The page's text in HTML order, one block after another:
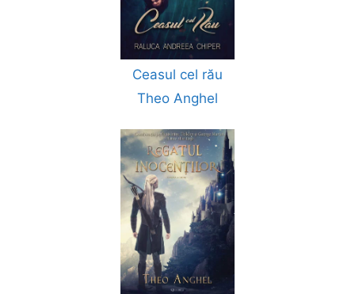
Ceasul cel rău
Theo Anghel